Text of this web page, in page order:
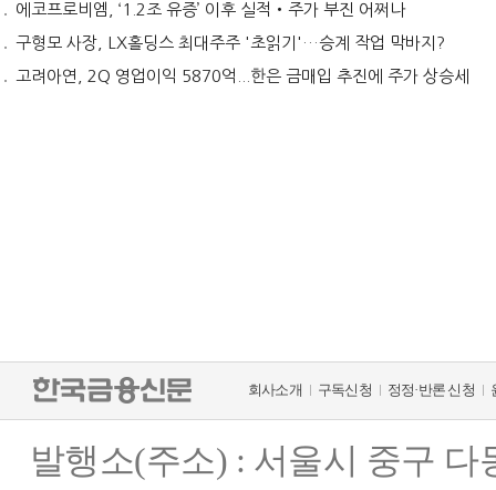
에코프로비엠, ‘1.2조 유증’ 이후 실적‧주가 부진 어쩌나
구형모 사장, LX홀딩스 최대주주 '초읽기'…승계 작업 막바지?
고려아연, 2Q 영업이익 5870억...한은 금매입 추진에 주가 상승세
회사소개 구독신청 정정·반론 신청
발행소(주소) : 서울시 중구